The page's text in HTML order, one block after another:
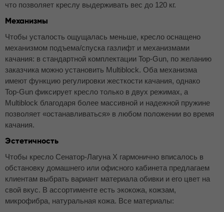
что позволяет креслу выдерживать вес до 120 кг.
Механизмы
Чтобы усталость ощущалась меньше, кресло оснащено
механизмом подъема/спуска газлифт и механизмами
качания: в стандартной комплектации Top-Gun, по желанию
заказчика можно установить Multiblock. Оба механизма
имеют функцию регулировки жесткости качания, однако
Top-Gun фиксирует кресло только в двух режимах, а
Multiblock благодаря более массивной и надежной пружине
позволяет «останавливаться» в любом положении во время
качания.
Эстетичность
Чтобы кресло Сенатор-Лагуна Х гармонично вписалось в
обстановку домашнего или офисного кабинета предлагаем
клиентам выбрать вариант материала обивки и его цвет на
свой вкус. В ассортименте есть экокожа, кожзам,
микрофибра, натуральная кожа. Все материалы: